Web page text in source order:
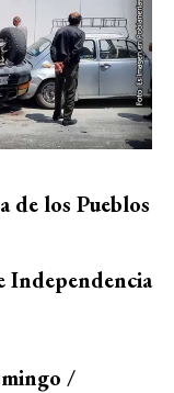
de los Pueblos
Independencia
/